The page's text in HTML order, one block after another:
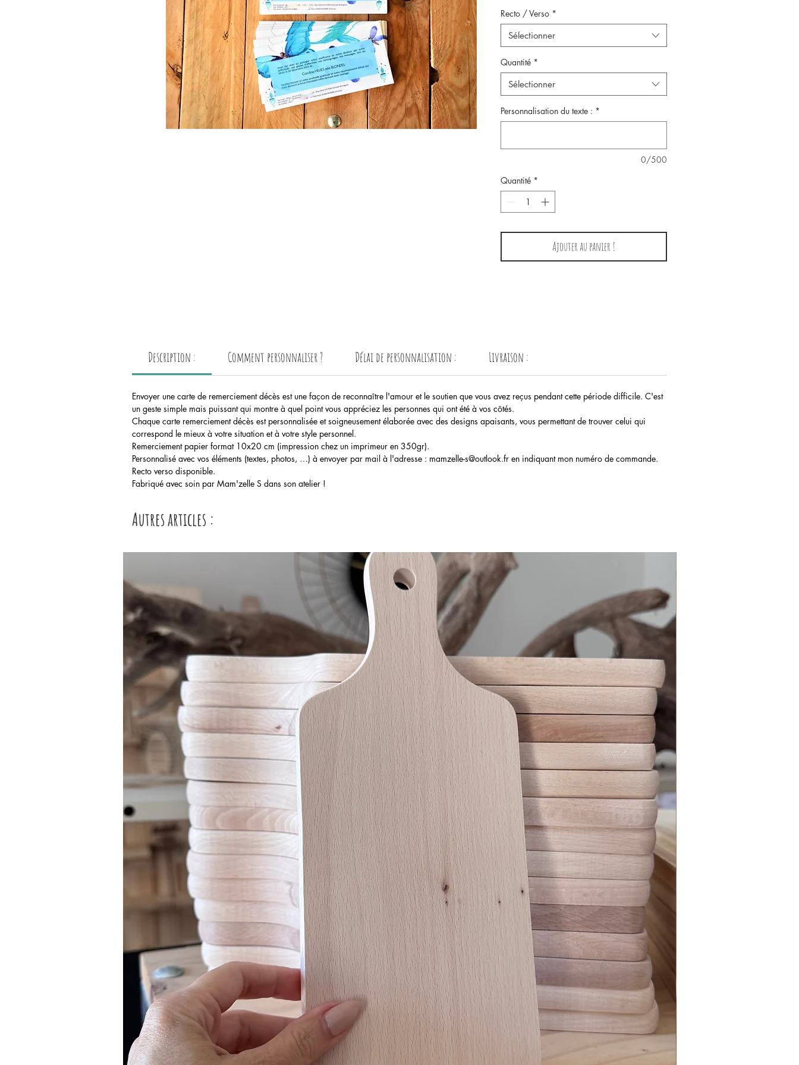
Recto / Verso *
Sélectionner
Quantité *
Sélectionner
Personnalisation du texte : *
0/500
Quantité *
Ajouter au panier !
Description : Comment personnaliser ? Délai de personnalisation : Livraison :
Envoyer une carte de remerciement décès est une façon de reconnaître l'amour et le soutien que vous avez reçus pendant cette période difficile. C'est
un geste simple mais puissant qui montre à quel point vous appréciez les personnes qui ont été à vos côtés.
Chaque carte remerciement décès est personnalisée et soigneusement élaborée avec des designs apaisants, vous permettant de trouver celui qui
correspond le mieux à votre situation et à votre style personnel.
Remerciement papier format 10x20 cm (impression chez un imprimeur en 350gr).
Personnalisé avec vos éléments (textes, photos, …) à envoyer par mail à l'adresse : mamzelle-s@outlook.fr en indiquant mon numéro de commande.
Recto verso disponible.
Fabriqué avec soin par Mam'zelle S dans son atelier !
Autres articles :